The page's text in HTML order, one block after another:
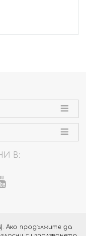
Ако продължите да
В: